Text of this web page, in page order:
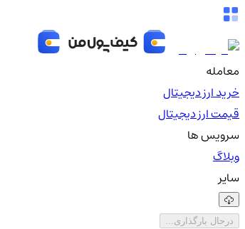
معامله
خرید ارز دیجیتال
قیمت ارز دیجیتال
سرویس ها
وبلاگ
سایر
درحال بارگذاری...